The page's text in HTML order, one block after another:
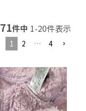
71件中 1-20件表示
1 2 … 4